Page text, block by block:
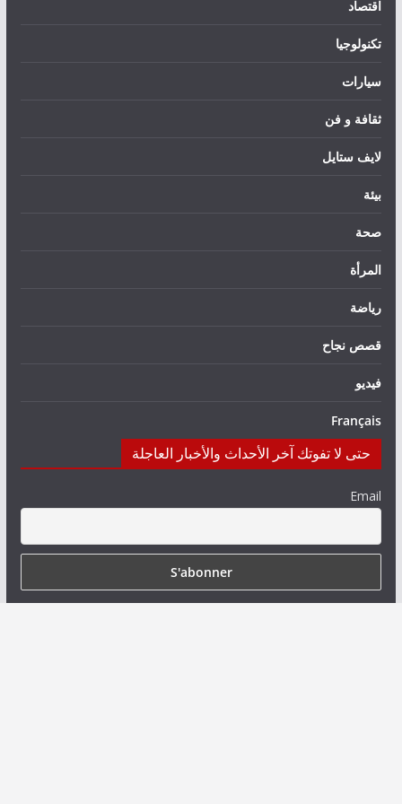
اقتصاد
تكنولوجيا
سيارات
ثقافة و فن
لايف ستايل
بيئة
صحة
المرأة
رياضة
قصص نجاح
فيديو
Français
حتى لا تفوتك آخر الأحداث والأخبار العاجلة
Email